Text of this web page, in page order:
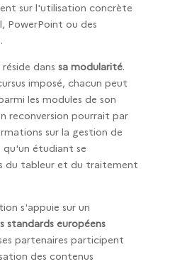
sur l'utilisation concrète
PowerPoint ou des
dans sa modularité.
imposé, chacun peut
les modules de son
reconversion pourrait par
sur la gestion de
étudiant se
du tableur et du traitement
s'appuie sur un
standards européens
partenaires participent
des contenus